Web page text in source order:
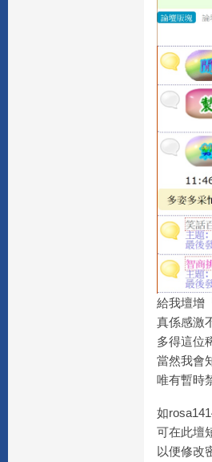
給我壇增
真係感激
多得這位
當然我會
唯有暫時
如
可在此壇
以便修改